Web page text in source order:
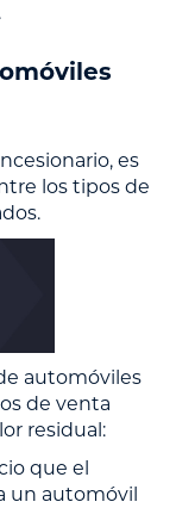
es
los tipos de
automóviles
de venta
residual:
que el
un automóvil